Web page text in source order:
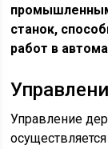
станок,
работ в
Управление